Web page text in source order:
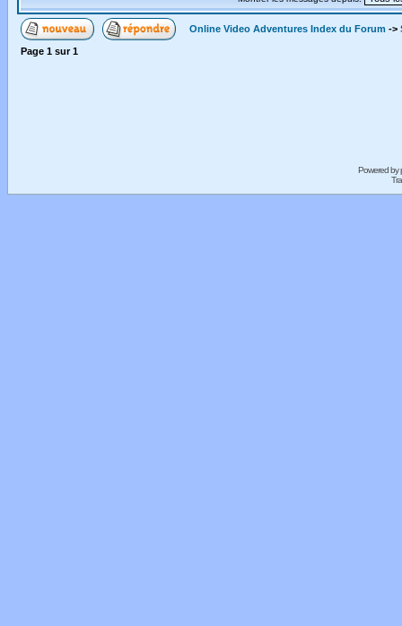
Online Video Adventures Index du Forum ->
Page 1 sur1
Powered by